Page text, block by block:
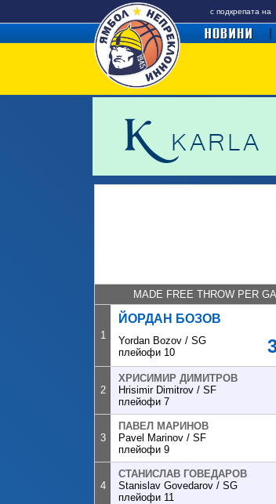
с подкрепата на
MADE FREE THROW PER
1
ЙОРДАН БОЗОВ
Yordan Bozov / SG
плейофи 10
2
ХРИСИМИР ДИМИТРОВ
Hrisimir Dimitrov / SF
плейофи 7
3
ПАВЕЛ МАРИНОВ
Pavel Marinov / SF
плейофи 9
4
СТАНИСЛАВ ГОВЕДАРОВ
Stanislav Govedarov / SG
плейофи 11